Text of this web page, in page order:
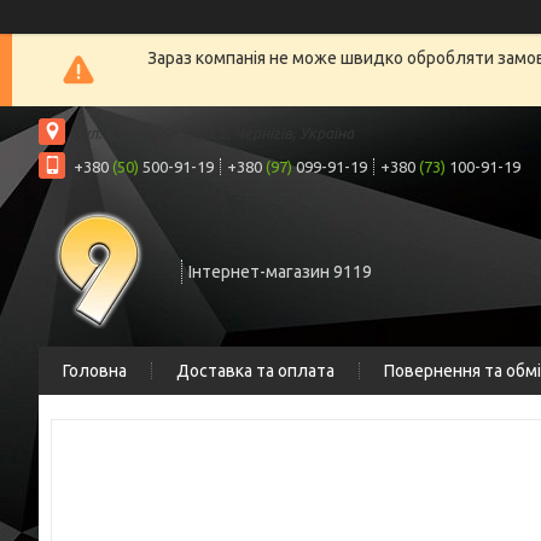
Зараз компанія не може швидко обробляти
вул. Шрага, 6а, офіс 2, Чернігів, Україна
+380 (50) 500-91-19 +380 (97)099-91-19 +380 (73) 100-91-19
Інтернет-магазин 9119
Головна Доставка та оплата Повернення та